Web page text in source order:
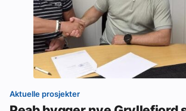
Aktuelle prosjekter